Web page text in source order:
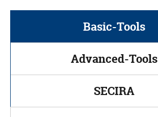
Basic-Tools
Advanced-Tools
SECIRA